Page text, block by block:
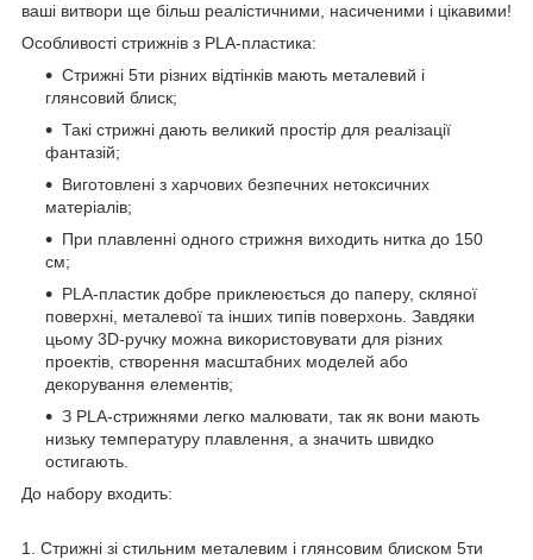
ваші витвори ще більш реалістичними, насиченими і цікавими!
Особливості стрижнів з PLA-пластика:
Стрижні 5ти різних відтінків мають металевий і
глянсовий блиск;
Такі стрижні дають великий простір для реалізації
фантазій;
Виготовлені з харчових безпечних нетоксичних
матеріалів;
При плавленні одного стрижня виходить нитка до 150
см;
PLA-пластик добре приклеюється до паперу, скляної
поверхні, металевої та інших типів поверхонь. Завдяки
цьому 3D-ручку можна використовувати для різних
проектів, створення масштабних моделей або
декорування елементів;
З PLA-стрижнями легко малювати, так як вони мають
низьку температуру плавлення, а значить швидко
остигають.
До набору входить:
1. Стрижні зі стильним металевим і глянсовим блиском 5ти